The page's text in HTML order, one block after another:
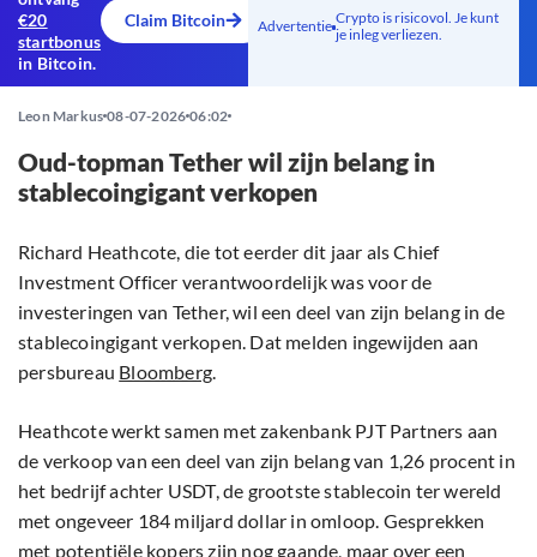
€20
startbonus
in Bitcoin.
Claim Bitcoin Advertentie Crypto is risicovol. Je kunt
je inleg verliezen.
Leon Markus 08-07-2026 06:02
Oud-topman Tether wil zijn belang in
stablecoingigant verkopen
Richard Heathcote, die tot eerder dit jaar als Chief
Investment Officer verantwoordelijk was voor de
investeringen van Tether, wil een deel van zijn belang in de
stablecoingigant verkopen. Dat melden ingewijden aan
persbureau Bloomberg.
Heathcote werkt samen met zakenbank PJT Partners aan
de verkoop van een deel van zijn belang van 1,26 procent in
het bedrijf achter USDT, de grootste stablecoin ter wereld
met ongeveer 184 miljard dollar in omloop. Gesprekken
met potentiële kopers zijn nog gaande, maar over een